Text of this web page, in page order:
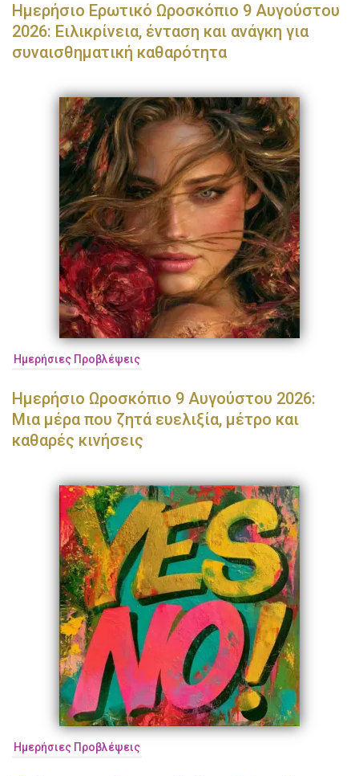
Ημερήσιο Ερωτικό Ωροσκόπιο 9 Αυγούστου
2026: Ειλικρίνεια, ένταση και ανάγκη για
συναισθηματική καθαρότητα
Ημερήσιες Προβλέψεις
Ημερήσιο Ωροσκόπιο 9 Αυγούστου 2026:
Μια μέρα που ζητά ευελιξία, μέτρο και
καθαρές κινήσεις
Ημερήσιες Προβλέψεις